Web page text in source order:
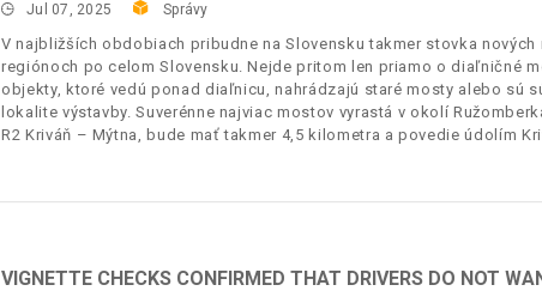
Jul 07, 2025 Správy
V najbližších obdobiach pribudne na Slovensku takmer stovka
regiónoch po celom Slovensku. Nejde pritom len priamo o diaľničné
objekty, ktoré vedú ponad diaľnicu, nahrádzajú staré mosty alebo sú
lokalite výstavby. Suverénne najviac mostov vyrastá v okolí
R2 Kriváň – Mýtna, bude mať takmer 4,5 kilometra a povedie údolím
VIGNETTE CHECKS CONFIRMED THAT DRIVERS DO NOT